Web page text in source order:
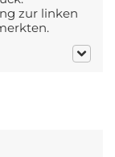
zur linken